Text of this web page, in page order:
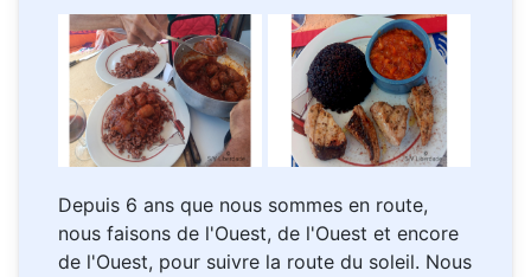
Depuis 6 ans que nous sommes en route,
nous faisons de l'Ouest, de l'Ouest et encore
de l'Ouest, pour suivre la route du soleil. Nous